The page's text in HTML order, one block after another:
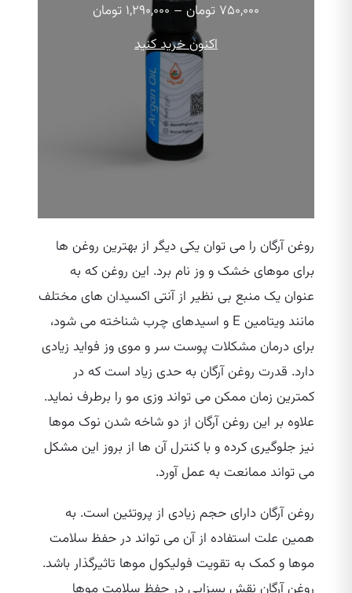
۷۵۰,۰۰۰ تومان – ۱,۲۹۰,۰۰۰ تومان
اکنون خرید کنید
روغن آرگان را می‌ توان یکی دیگر از بهترین روغن‌ ها
برای موهای خشک و وز نام برد. این روغن که به
عنوان یک منبع بی‌ نظیر از آنتی اکسیدان های مختلف
مانند ویتامین E و اسیدهای چرب شناخته می‌ شود،
برای درمان مشکلات پوست سر و موی وز فواید زیادی
دارد. قدرت روغن آرگان به حدی زیاد است که در
کمترین زمان ممکن می‌ تواند وزی مو را برطرف نماید.
علاوه بر این روغن آرگان از دو شاخه شدن نوک موها
نیز جلوگیری کرده و با کنترل آن ها از بروز این مشکل
می‌ تواند ممانعت به عمل آورد.
روغن آرگان دارای حجم زیادی از پروتئین است. به
همین علت استفاده از آن می‌ تواند در حفظ سلامت
موها و کمک به تقویت فولیکول موها تاثیرگذار باشد.